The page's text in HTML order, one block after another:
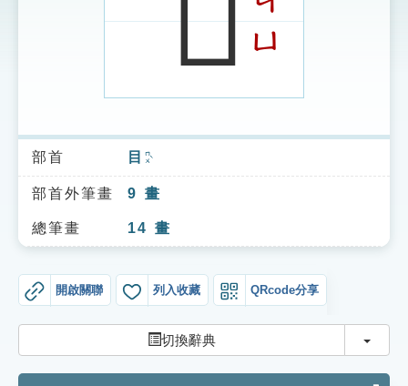
索引選單
知識索引
單字索引
ㄩ
部首 目 ㄇㄨˋ
部首外筆畫 9 畫
總筆畫 14 畫
開啟關聯 列入收藏 QRcode分享
切換辭典 切換